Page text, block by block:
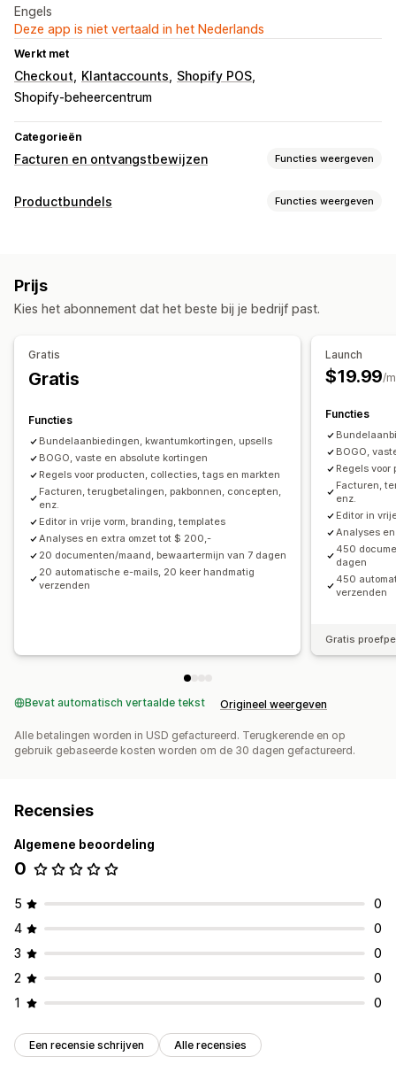
Engels
Deze app is niet vertaald in het Nederlands
Werkt met
Checkout Klantaccounts
Shopify POS
Shopify-beheercentrum
Categorieën
Facturen en ontvangstbewijzen Functies weergeven
Soorten documenten
Aanpassing
Kleur en lettertype
Branding Velden
Factuurnummers
Meerdere valuta
Bestandsbeheer
Automatische e-mails
Afdrukken en exporteren
Opeenvolgende nummering
Productbundels Functies weergeven
Cross-sell-bundels
Gerelateerde producten
Percentagekortingen
Bulkprijzen
Prijs
Kies het abonnement dat het beste bij je bedrijf past.
Gratis
Gratis
Functies
Bundelaanbiedingen, kwantumkortingen, upsells
BOGO, vaste en absolute kortingen
Regels voor producten, collecties, tags en markten
Facturen, terugbetalingen, pakbonnen, concepten,
enz.
Editor in vrije vorm, branding, templates
Analyses en extra omzet tot $ 200,-
20 documenten/maand, bewaartermijn van 7 dagen
20 automatische e-mails, 20 keer handmatig
verzenden
Launch
$19.99/
Functies
BOGO,
Regels
Facturen,
enz.
Editor in
Analyses
450
dagen
450
verzenden
Gratis
Bevat automatisch vertaalde tekst Origineel weergeven
Alle betalingen worden in USD gefactureerd. Terugkerende en op
gebruik gebaseerde kosten worden om de 30 dagen gefactureerd.
Recensies
Algemene beoordeling
0
5
0
4
0
3
0
2
0
1
0
Een recensie schrijven Alle recensies